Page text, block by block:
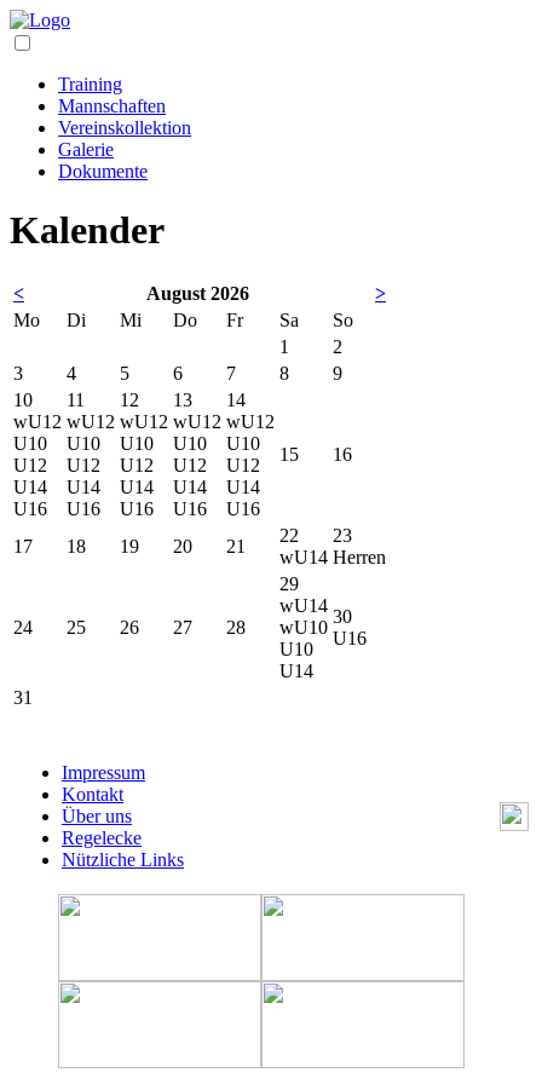
Training
Mannschaften
Vereinskollektion
Galerie
Dokumente
Kalender
< August 2026
>
Mo
Di Mi Do Fr Sa
So
1
2
3
4 5 6 7 8
9
10
wU12
U10
U12
U14
U16
11
wU12
U10
U12
U14
U16
12
wU12
U10
U12
U14
U16
13
wU12
U10
U12
U14
U16
14
wU12
U10
U12
U14
U16
15 16
17 18 19 20 21
22
wU14
23
Herren
24 25 26 27 28
29
wU14
wU10
U10
U14
30
U16
31
Impressum
Kontakt
Über uns
Regelecke
Nützliche Links